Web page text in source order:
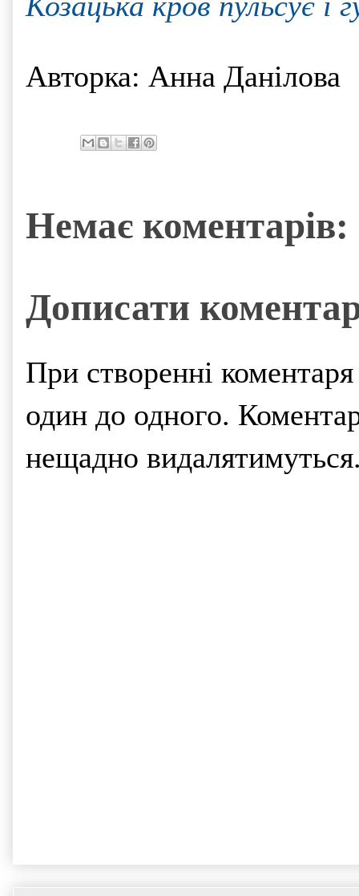
Авторка: Анна Данілова
Немає коментарів:
Дописати
При створенні
один до одного.
нещадно